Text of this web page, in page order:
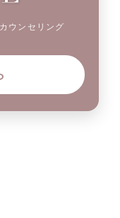
ウンセリング